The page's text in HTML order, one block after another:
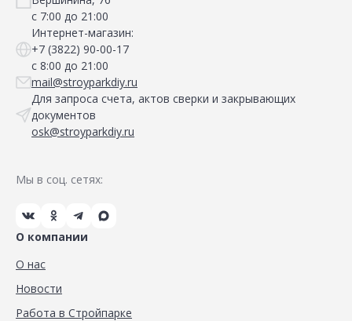
с 7:00 до 21:00
Интернет-магазин:
+7 (3822) 90-00-17
с 8:00 до 21:00
mail@stroyparkdiy.ru
Для запроса счета, актов сверки и закрывающих
документов
osk@stroyparkdiy.ru
Мы в соц. сетях:
О компании
О нас
Новости
Работа в Стройпарке